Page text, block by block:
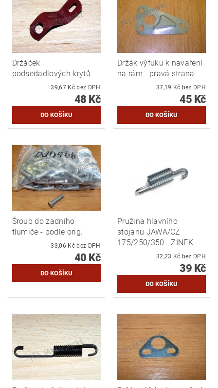
Držáček
podsedadlových krytů
39,67 Kč bez DPH
48 Kč
Držák výfuku k navaření
na rám - pravá strana
37,19 Kč bez DPH
45 Kč
Šroub do zadního
tlumiče - podle orig.
33,06 Kč bez DPH
40 Kč
Pružina hlavního
stojanu JAWA/CZ
175/250/350 - ZINEK
32,23 Kč bez DPH
39 Kč